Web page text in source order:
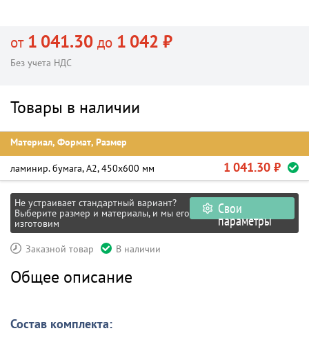
от1 041.30 до 1 042 ₽
Без учета НДС
Товары в наличии
Материал, Формат, Размер
ламинир. бумага, А2, 450х600 мм 1 041.30 ₽
Не устраивает стандартный вариант?
Выберите размер и материалы, и мы его
изготовим
Свои
параметры
Заказной товар В наличии
Общее описание
Состав комплекта: